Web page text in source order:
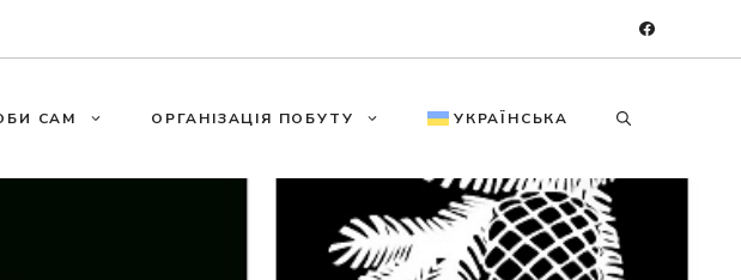
САМ ОРГАНІЗАЦІЯ ПОБУТУ УКРАЇНСЬКА